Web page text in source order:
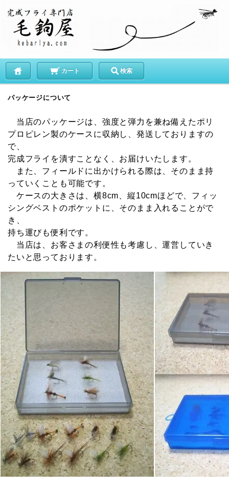
カート 検索
パッケージについて
当店のパッケージは、強度と弾力を兼ね備えたポリ
プロピレン製のケースに収納し、発送しておりますの
で、
完成フライを潰すことなく、お届けいたします。
また、フィールドに出かけられる際は、そのまま持
っていくことも可能です。
ケースの大きさは、横8cm、縦10cmほどで、フィッ
シングベストのポケットに、そのまま入れることがで
き、
持ち運びも便利です。
当店は、お客さまの利便性も考慮し、運営していき
たいと思っております。